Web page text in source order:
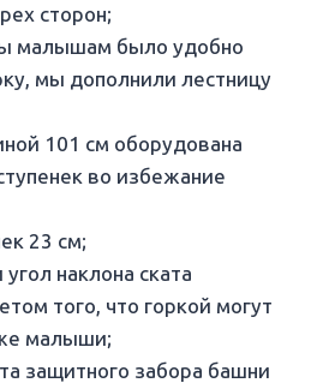
сторон;
малышам было удобно
мы дополнили лестницу
101 см оборудована
во избежание
23 см;
наклона ската
того, что горкой могут
малыши;
защитного забора башни